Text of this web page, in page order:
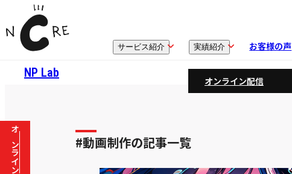
サービス紹介 実績紹介 お客様の声
NP Lab
オンライン配信
#動画制作の記事一覧
オンライン